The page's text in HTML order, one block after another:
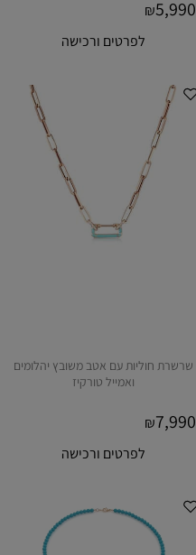
₪5,990
לפרטים ורכישה
שרשרת חוליות עם אטב משובץ יהלומים
ואמייל טורקיז
₪7,990
לפרטים ורכישה